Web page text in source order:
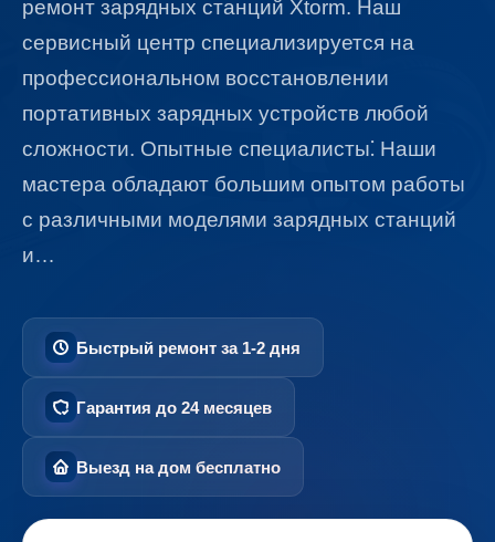
ремонт зарядных станций Xtorm.​ Наш
сервисный центр специализируется на
профессиональном восстановлении
портативных зарядных устройств любой
сложности. Опытные специалисты⁚ Наши
мастера обладают большим опытом работы
с различными моделями зарядных станций
и…
Быстрый ремонт за 1-2 дня
Гарантия до 24 месяцев
Выезд на дом бесплатно